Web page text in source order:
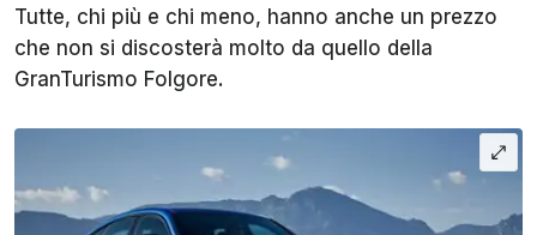
Tutte, chi più e chi meno, hanno anche un prezzo
che non si discosterà molto da quello della
GranTurismo Folgore.